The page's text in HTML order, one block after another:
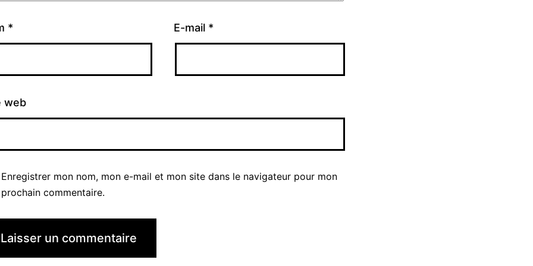
* E-mail *
web
Enregistrer mon nom, mon e-mail et mon site dans le navigateur pour mon
prochain commentaire.